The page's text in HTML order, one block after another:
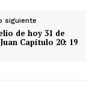
siguiente
de hoy 31 de
Capítulo 20: 19